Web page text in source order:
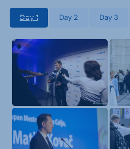
Day 1 Day 2 Day 3